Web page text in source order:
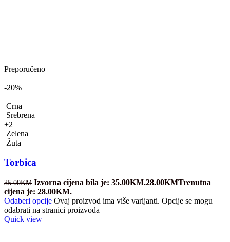
Preporučeno
-20%
Crna
Srebrena
+2
Zelena
Žuta
Torbica
35.00KM Izvorna cijena bila je: 35.00KM.28.00KMTrenutna
cijena je: 28.00KM.
Odaberi opcije Ovaj proizvod ima više varijanti. Opcije se mogu
odabrati na stranici proizvoda
Quick view